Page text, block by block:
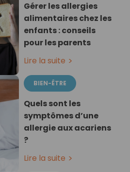
Gérer les allergies
alimentaires chez les
enfants : conseils
pour les parents
Lire la suite
BIEN-ÊTRE
Quels sont les
symptômes d’une
allergie aux acariens
?
Lire la suite